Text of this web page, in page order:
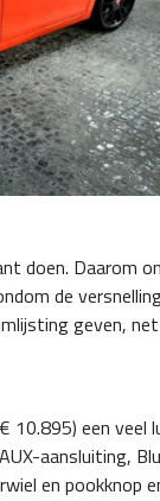
doen. Daarom
de
geven,
een veel
aansluiting,
en pookknop